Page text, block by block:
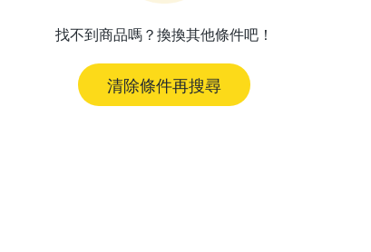
找不到商品嗎？換換其他條件吧！
清除條件再搜尋